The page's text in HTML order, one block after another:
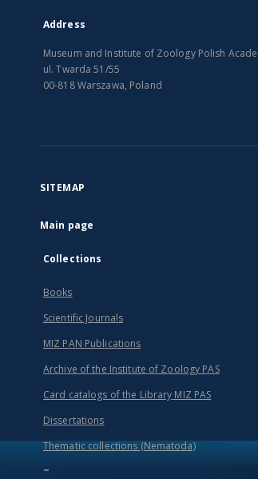
Address
Museum and Institute of Zoology Polish
ul. Twarda 51/55
00-818 Warszawa, Poland
SITEMAP
Main page
Collections
Books
Scientific Journals
MIZ PAN Publications
Archive of the Institute of Zoology PAS
Card catalogs of the Library MIZ PAS
Dissertations
Thematic collections (Nematoda)
...